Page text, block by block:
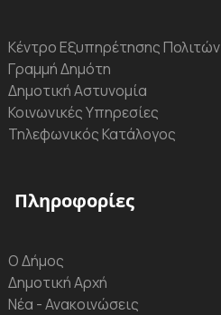
Κέντρο Εξυπηρέτησης Πολιτών
Γραμμή Δημότη
Δημοτική Αστυνομία
Κοινωνικές Υπηρεσίες
Τηλεφωνικός Κατάλογος
Πληροφορίες
Ο Δήμος
Δημοτική Αρχή
Νέα - Ανακοινώσεις